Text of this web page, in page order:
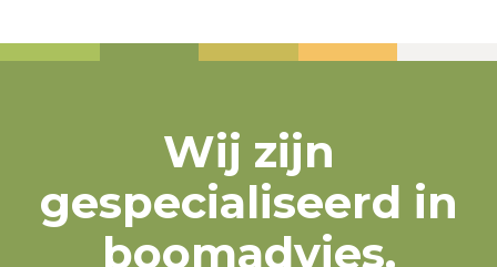
Wij zijn
gespecialiseerd in
boomadvies,